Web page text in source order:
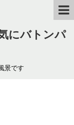
にバトンパ
景です